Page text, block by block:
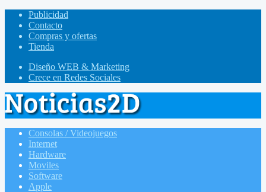
Publicidad
Contacto
Compras y ofertas
Tienda
Diseño WEB & Marketing
Crece en Redes Sociales
Consolas / Videojuegos
Internet
Hardware
Moviles
Software
Apple